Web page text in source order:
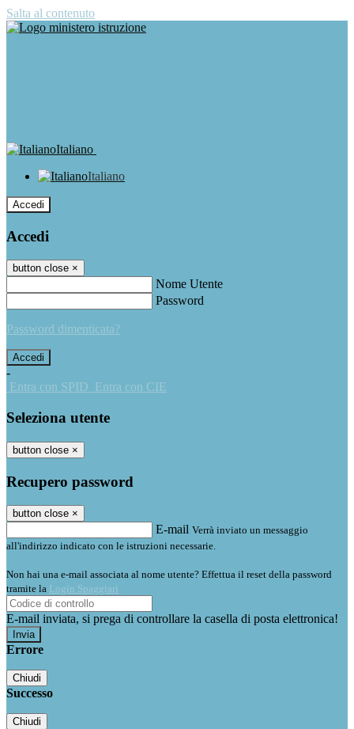
Salta al contenuto
Italiano
Italiano
Accedi
Accedi
button close ×
Nome Utente
Password
Password dimenticata?
-
Entra con SPID Entra con CIE
Seleziona utente
button close ×
Recupero password
button close ×
E-mail Verrà inviato un messaggio
all'indirizzo indicato con le istruzioni necessarie.
Non hai una e-mail associata al nome utente? Effettua il reset della password
tramite la Login Spaggiari
E-mail inviata, si prega di controllare la casella di posta elettronica!
Errore
Chiudi
Successo
Chiudi